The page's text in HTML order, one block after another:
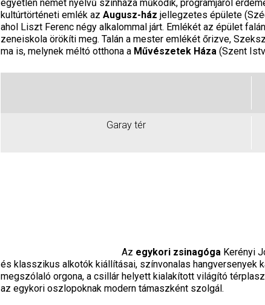
egyetlen német nyelvű színháza működik, programjáról
kultúrtörténeti emlék az Augusz-ház jellegzetes épülete
ahol Liszt Ferenc négy alkalommal járt. Emlékét az épület
zeneiskola örökíti meg. Talán a mester emlékét őrizve,
ma is, melynek méltó otthona a Művészetek Háza (Szent
Garay tér
Az egykori zsinagóga Kerényi
és klasszikus alkotók kiállításai, színvonalas hangversenyek
megszólaló orgona, a csillár helyett kialakított világító
az egykori oszlopoknak modern támaszként szolgál.